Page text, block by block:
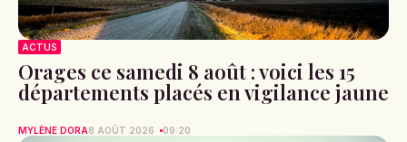
ACTUS
Orages ce samedi 8 août : voici les 15
départements placés en vigilance jaune
MYLÈNE DORA8 AOÛT 2026 09:20